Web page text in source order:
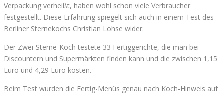
Verpackung verheißt, haben wohl schon viele Verbraucher
festgestellt. Diese Erfahrung spiegelt sich auch in einem Test des
Berliner Sternekochs Christian Lohse wider.
Der Zwei-Sterne-Koch testete 33 Fertiggerichte, die man bei
Discountern und Supermärkten finden kann und die zwischen 1,15
Euro und 4,29 Euro kosten.
Beim Test wurden die Fertig-Menüs genau nach Koch-Hinweis auf